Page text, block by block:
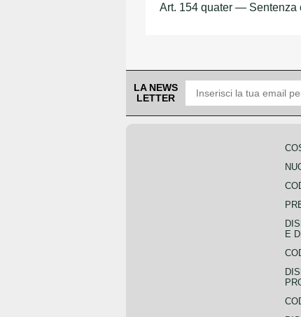
Art. 154 quater — Sentenza
LA NEWS
LETTER
E